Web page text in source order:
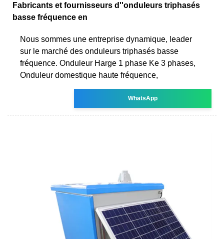
Fabricants et fournisseurs d''onduleurs triphasés
basse fréquence en
Nous sommes une entreprise dynamique, leader
sur le marché des onduleurs triphasés basse
fréquence. Onduleur Harge 1 phase Ke 3 phases,
Onduleur domestique haute fréquence,
WhatsApp